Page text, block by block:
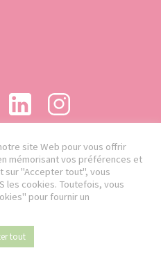
site Web pour vous offrir
mémorisant vos préférences et
sur "Accepter tout", vous
les cookies. Toutefois, vous
pour fournir un
tout